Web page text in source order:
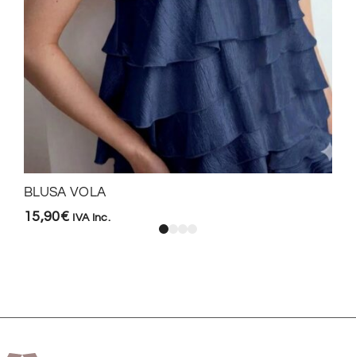
BLUSA VOLA
15,90€ IVA Inc.